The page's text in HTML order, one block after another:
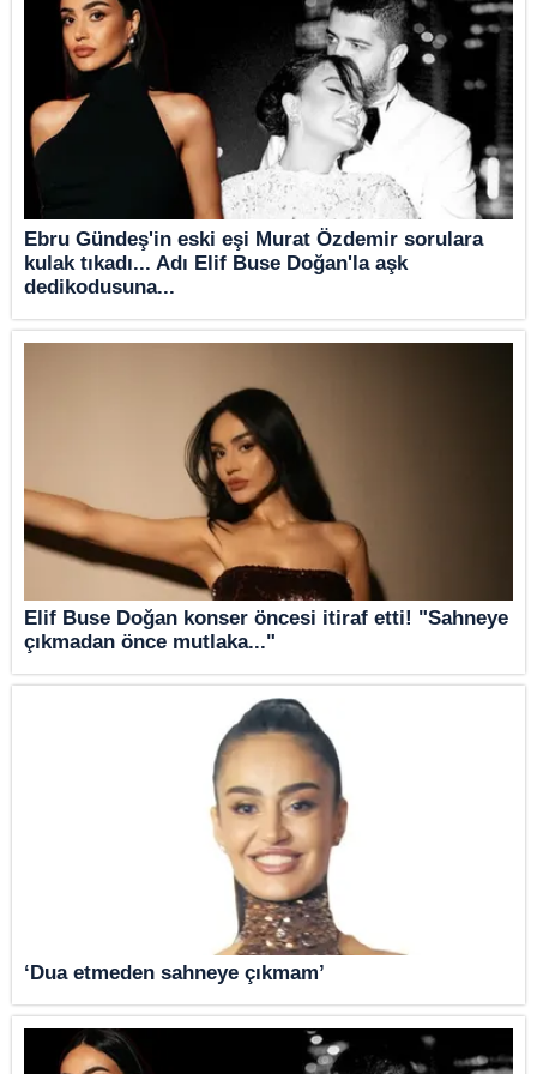
Ebru Gündeş'in eski eşi Murat Özdemir sorulara
kulak tıkadı... Adı Elif Buse Doğan'la aşk
dedikodusuna...
Elif Buse Doğan konser öncesi itiraf etti! "Sahneye
çıkmadan önce mutlaka..."
‘Dua etmeden sahneye çıkmam’